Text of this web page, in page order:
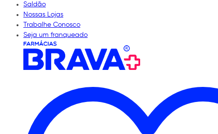
Saldão
Nossas Lojas
Trabalhe Conosco
Seja um franqueado